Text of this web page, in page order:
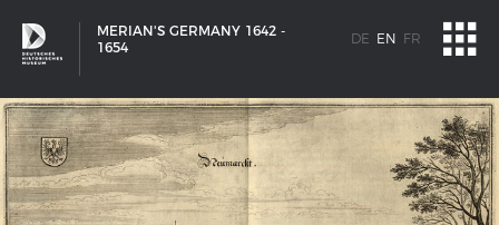
MERIAN'S GERMANY 1642 -
1654
DE EN FR